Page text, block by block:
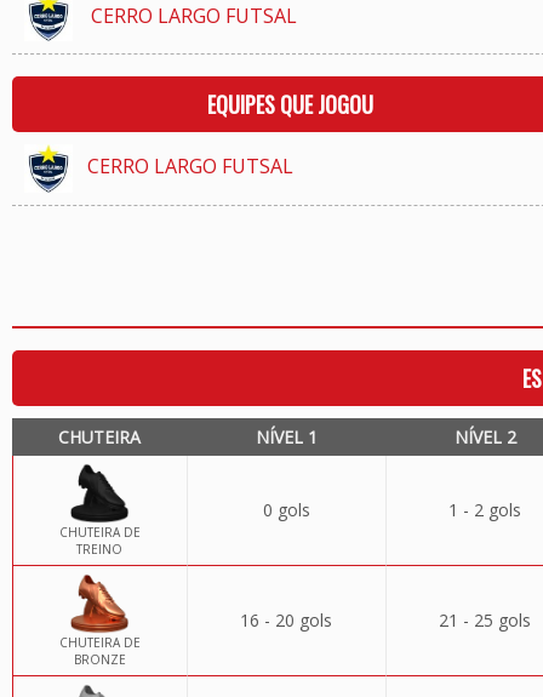
CERRO LARGO FUTSAL
EQUIPES QUE JOGOU
CERRO LARGO FUTSAL
CHUTEIRA NÍVEL 1 NÍVEL 2
CHUTEIRA DE
TREINO
0 gols 1 - 2 gols
CHUTEIRA DE
BRONZE
16 - 20 gols 21 - 25 gols